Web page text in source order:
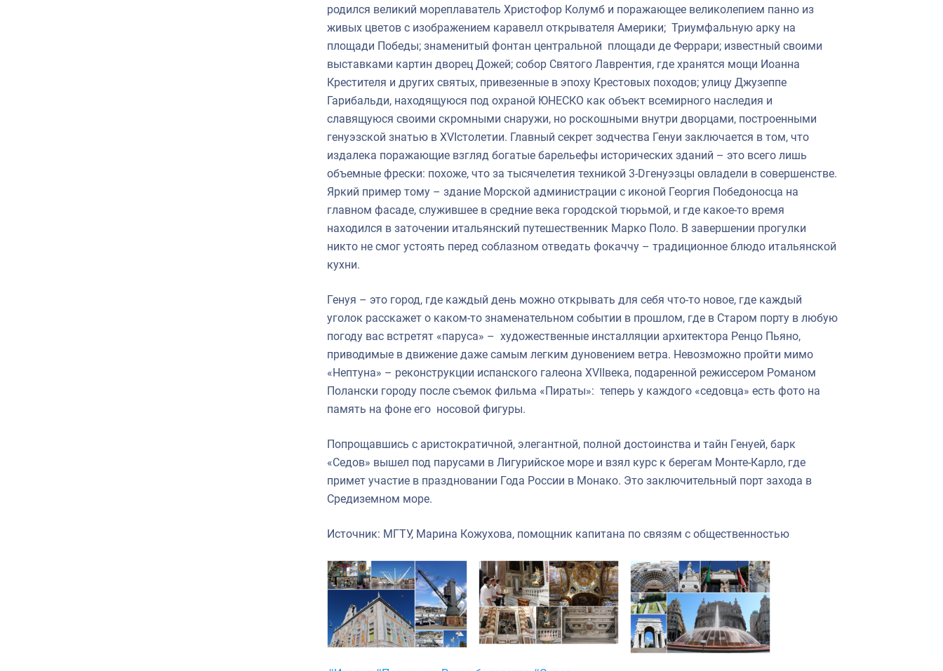
родился великий мореплаватель Христофор Колумб и поражающее великолепием панно из
живых цветов с изображением каравелл открывателя Америки; Триумфальную арку на
площади Победы; знаменитый фонтан центральной площади де Феррари; известный своими
выставками картин дворец Дожей; собор Святого Лаврентия, где хранятся мощи Иоанна
Крестителя и других святых, привезенные в эпоху Крестовых походов; улицу Джузеппе
Гарибальди, находящуюся под охраной ЮНЕСКО как объект всемирного наследия и
славящуюся своими скромными снаружи, но роскошными внутри дворцами, построенными
генуэзской знатью в XVIстолетии. Главный секрет зодчества Генуи заключается в том, что
издалека поражающие взгляд богатые барельефы исторических зданий – это всего лишь
объемные фрески: похоже, что за тысячелетия техникой 3-Dгенуэзцы овладели в совершенстве.
Яркий пример тому – здание Морской администрации с иконой Георгия Победоносца на
главном фасаде, служившее в средние века городской тюрьмой, и где какое-то время
находился в заточении итальянский путешественник Марко Поло. В завершении прогулки
никто не смог устоять перед соблазном отведать фокаччу – традиционное блюдо итальянской
кухни.
Генуя – это город, где каждый день можно открывать для себя что-то новое, где каждый
уголок расскажет о каком-то знаменательном событии в прошлом, где в Старом порту в любую
погоду вас встретят «паруса» – художественные инсталляции архитектора Ренцо Пьяно,
приводимые в движение даже самым легким дуновением ветра. Невозможно пройти мимо
«Нептуна» – реконструкции испанского галеона XVIIвека, подаренной режиссером Романом
Полански городу после съемок фильма «Пираты»: теперь у каждого «седовца» есть фото на
память на фоне его носовой фигуры.
Попрощавшись с аристократичной, элегантной, полной достоинства и тайн Генуей, барк
«Седов» вышел под парусами в Лигурийское море и взял курс к берегам Монте-Карло, где
примет участие в праздновании Года России в Монако. Это заключительный порт захода в
Средиземном море.
Источник: МГТУ, Марина Кожухова, помощник капитана по связям с общественностью